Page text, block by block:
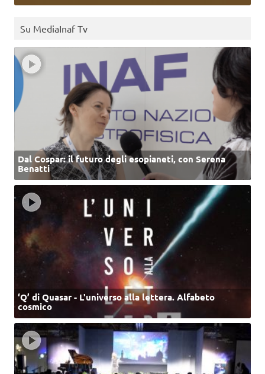
Su MediaInaf Tv
Dal Cospar: il futuro degli esopianeti, con Serena
Benatti
‘Q’ di Quasar - L'universo alla lettera. Alfabeto
cosmico